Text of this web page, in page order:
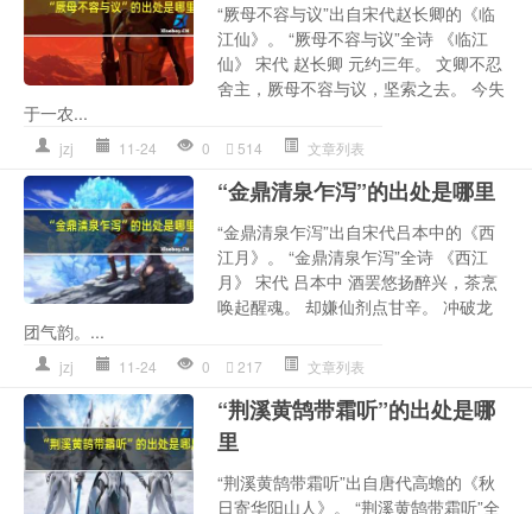
“厥母不容与议”出自宋代赵长卿的《临
江仙》。 “厥母不容与议”全诗 《临江
仙》 宋代 赵长卿 元约三年。 文卿不忍
舍主，厥母不容与议，坚索之去。 今失
于一农...
jzj 11-24 0 514 文章列表
“金鼎清泉乍泻”的出处是哪里
“金鼎清泉乍泻”出自宋代吕本中的《西
江月》。 “金鼎清泉乍泻”全诗 《西江
月》 宋代 吕本中 酒罢悠扬醉兴，茶烹
唤起醒魂。 却嫌仙剂点甘辛。 冲破龙
团气韵。...
jzj 11-24 0 217 文章列表
“荆溪黄鹄带霜听”的出处是哪
里
“荆溪黄鹄带霜听”出自唐代高蟾的《秋
日寄华阳山人》。 “荆溪黄鹄带霜听”全